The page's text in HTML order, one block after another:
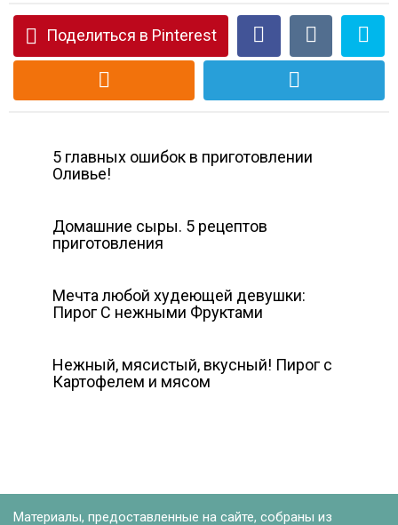
Поделиться в Pinterest
5 главных ошибок в приготовлении
Оливье!
Домашние сыры. 5 рецептов
приготовления
Мечта любой худеющей девушки:
Пирог С нежными Фруктами
Нежный, мясистый, вкусный! Пирог с
Картофелем и мясом
Материалы, предоставленные на сайте, собраны из